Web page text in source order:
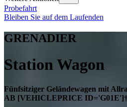
Probefahrt
Bleiben Sie auf dem Laufenden
GRENADIER
Station Wagon
Fünfsitziger Geländewagen mit
AB [VEHICLEPRICE